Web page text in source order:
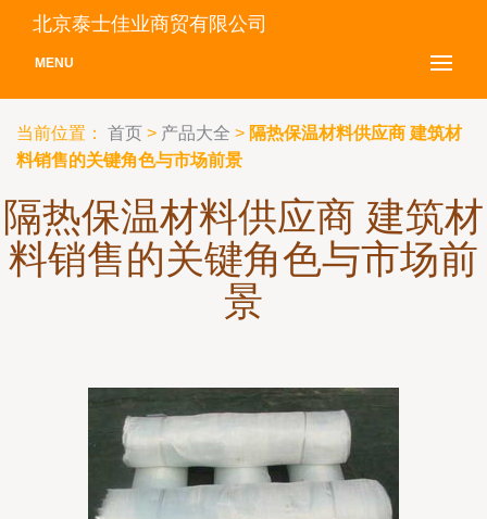
北京泰士佳业商贸有限公司
MENU
当前位置： 首页 > 产品大全 > 隔热保温材料供应商 建筑材
料销售的关键角色与市场前景
隔热保温材料供应商 建筑材
料销售的关键角色与市场前
景